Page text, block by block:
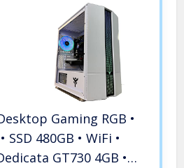
Gaming RGB •
SSD 480GB • WiFi •
GT730 4GB •